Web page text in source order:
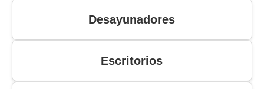
Desayunadores
Escritorios